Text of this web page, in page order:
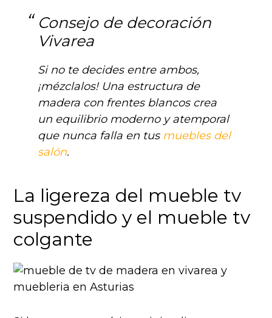
Consejo de decoración
Vivarea
Si no te decides entre ambos,
¡mézclalos! Una estructura de
madera con frentes blancos crea
un equilibrio moderno y atemporal
que nunca falla en tus muebles del
salón.
La ligereza del mueble tv
suspendido y el mueble tv
colgante